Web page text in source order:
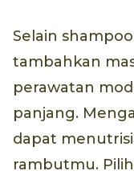
Selain
tambahkan
perawatan
panjang.
dapat
rambutmu.